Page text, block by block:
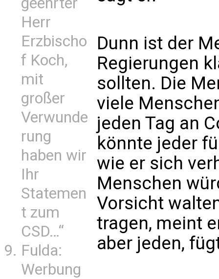
Herr
Erzbischo
f Koch,
mit
großer
Verwunde
rung
haben wir
Ihr
Statemen
t zum
CSD…“
Fulda:
Werbung
Dunn ist der
Regierungen
sollten. Die
viele
jeden Tag an
könnte jeder
wie er sich
Menschen
Vorsicht
tragen, meint
aber jeden,